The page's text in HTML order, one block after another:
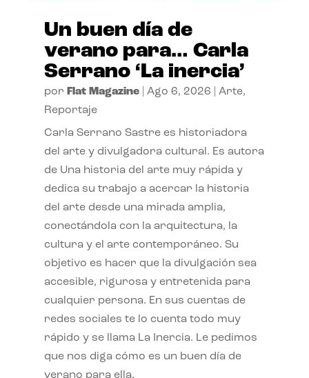
Un buen día de
verano para… Carla
Serrano ‘La inercia’
por Flat Magazine| Ago 6, 2026 Arte,
Reportaje
Carla Serrano Sastre es historiadora
del arte y divulgadora cultural. Es autora
de Una historia del arte muy rápida y
dedica su trabajo a acercar la historia
del arte desde una mirada amplia,
conectándola con la arquitectura, la
cultura y el arte contemporáneo. Su
objetivo es hacer que la divulgación sea
accesible, rigurosa y entretenida para
cualquier persona. En sus cuentas de
redes sociales te lo cuenta todo muy
rápido y se llama La Inercia. Le pedimos
que nos diga cómo es un buen día de
verano para ella.